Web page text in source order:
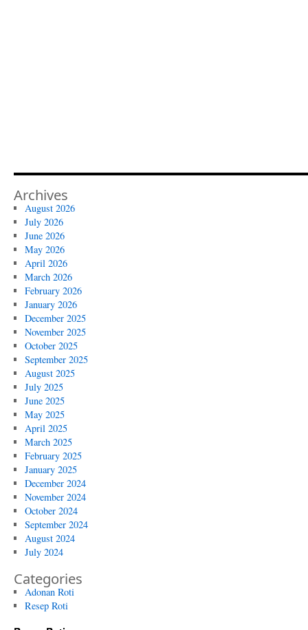
Archives
August 2026
July 2026
June 2026
May 2026
April 2026
March 2026
February 2026
January 2026
December 2025
November 2025
October 2025
September 2025
August 2025
July 2025
June 2025
May 2025
April 2025
March 2025
February 2025
January 2025
December 2024
November 2024
October 2024
September 2024
August 2024
July 2024
Categories
Adonan Roti
Resep Roti